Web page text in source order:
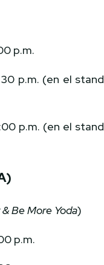
p.m.
p.m. (en el stand
p.m. (en el stand
Be More Yoda)
p.m.